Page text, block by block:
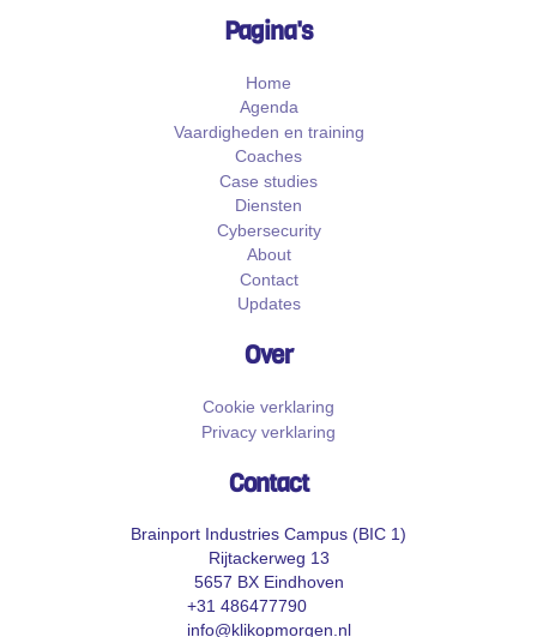
Pagina's
Home
Agenda
Vaardigheden en training
Coaches
Case studies
Diensten
Cybersecurity
About
Contact
Updates
Over
Cookie verklaring
Privacy verklaring
Contact
Brainport Industries Campus (BIC 1)
Rijtackerweg 13
5657 BX Eindhoven
+31 486477790
info@klikopmorgen.nl